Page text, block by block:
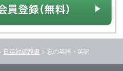
日英対訳辞書 > 忘の英語・英訳